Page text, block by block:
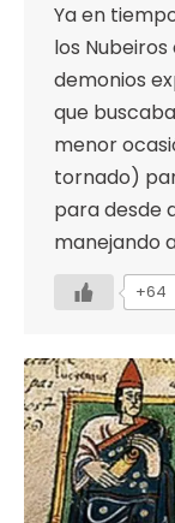
Ya en
los
demonios
que
menor
tornado)
para desde
manejando
+64